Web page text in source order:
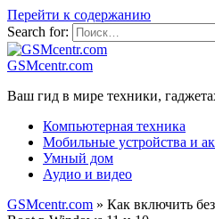
Перейти к содержанию
Search for:
GSMcentr.com
Ваш гид в мире техники,
Компьютерная техника
Мобильные устройства и
Умный дом
Аудио и видео
GSMcentr.com » Как включить